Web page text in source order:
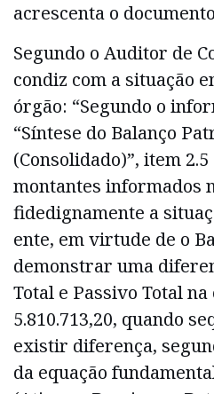
acrescenta o
Segundo o Auditor de
condiz com a situação
órgão: “Segundo o
“Síntese do Balanço
(Consolidado)”, item
montantes informados
fidedignamente a
ente, em virtude de o
demonstrar uma
Total e Passivo Total
5.810.713,20, quando
existir diferença,
da equação